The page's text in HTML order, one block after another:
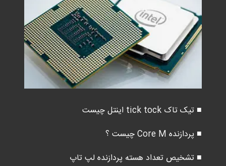
■ تیک تاک tick tock اینتل چیست
■ پردازنده Core M چیست ؟
■ تشخیص تعداد هسته پردازنده لپ تاپ